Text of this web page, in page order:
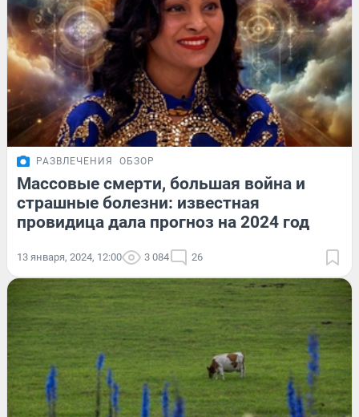
РАЗВЛЕЧЕНИЯ ОБЗОР
Массовые смерти, большая война и
страшные болезни: известная
провидица дала прогноз на 2024 год
13 января, 2024, 12:00 3 084 26